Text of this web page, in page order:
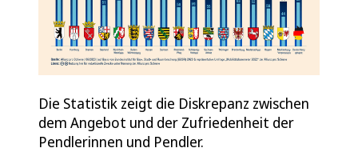
Die Statistik zeigt die Diskrepanz zwischen
dem Angebot und der Zufriedenheit der
Pendlerinnen und Pendler.